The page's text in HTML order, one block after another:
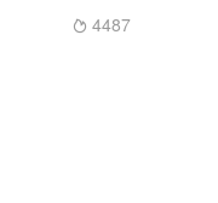
 4487